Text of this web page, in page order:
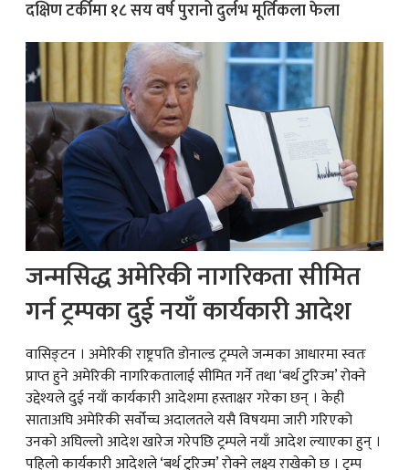
दक्षिण टर्कीमा १८ सय वर्ष पुरानो दुर्लभ मूर्तिकला फेला
जन्मसिद्ध अमेरिकी नागरिकता सीमित
गर्न ट्रम्पका दुई नयाँ कार्यकारी आदेश
वासिङ्टन । अमेरिकी राष्ट्रपति डोनाल्ड ट्रम्पले जन्मका आधारमा स्वतः
प्राप्त हुने अमेरिकी नागरिकतालाई सीमित गर्ने तथा ‘बर्थ टुरिज्म’ रोक्ने
उद्देश्यले दुई नयाँ कार्यकारी आदेशमा हस्ताक्षर गरेका छन् । केही
साताअघि अमेरिकी सर्वोच्च अदालतले यसै विषयमा जारी गरिएको
उनको अघिल्लो आदेश खारेज गरेपछि ट्रम्पले नयाँ आदेश ल्याएका हुन् ।
पहिलो कार्यकारी आदेशले ‘बर्थ टुरिज्म’ रोक्ने लक्ष्य राखेको छ । ट्रम्प